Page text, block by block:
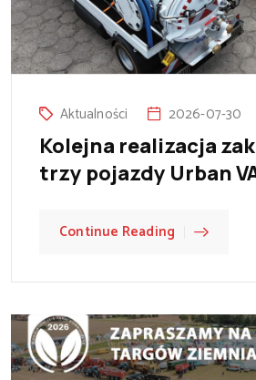
Aktualności 2026-07-30
Kolejna realizacja
trzy pojazdy Urban
Continue Reading